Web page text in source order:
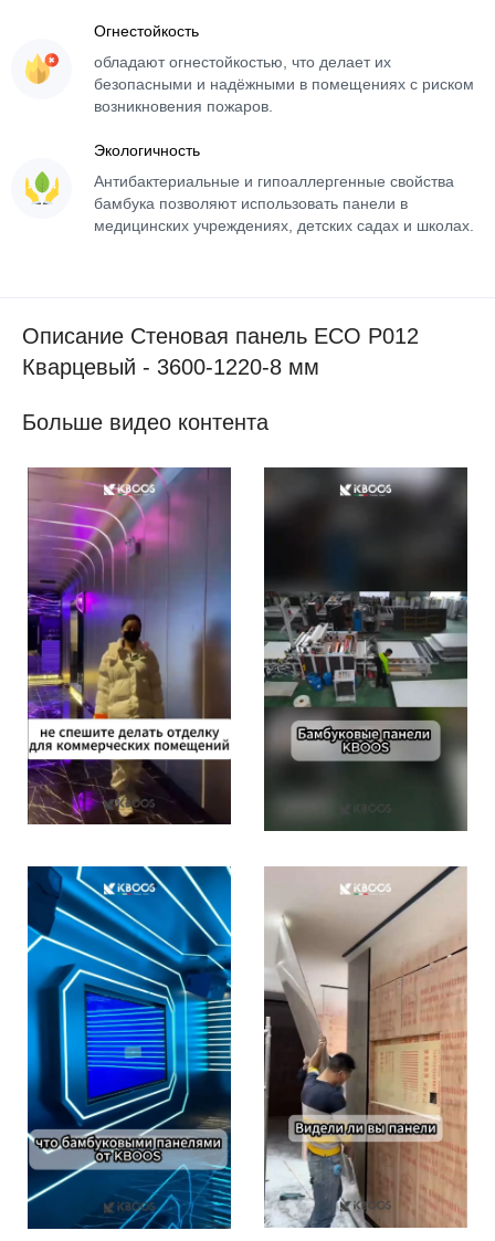
Огнестойкость
обладают огнестойкостью, что делает их
безопасными и надёжными в помещениях с риском
возникновения пожаров.
Экологичность
Антибактериальные и гипоаллергенные свойства
бамбука позволяют использовать панели в
медицинских учреждениях, детских садах и школах.
Описание Стеновая панель ECO P012
Кварцевый - 3600-1220-8 мм
Больше видео контента